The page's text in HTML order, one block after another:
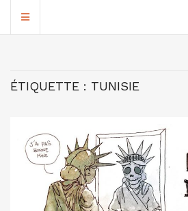
ÉTIQUETTE : TUNISIE